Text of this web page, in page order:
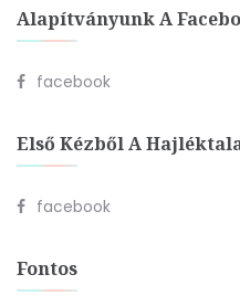
Alapítványunk A
facebook
Első Kézből A
facebook
Fontos